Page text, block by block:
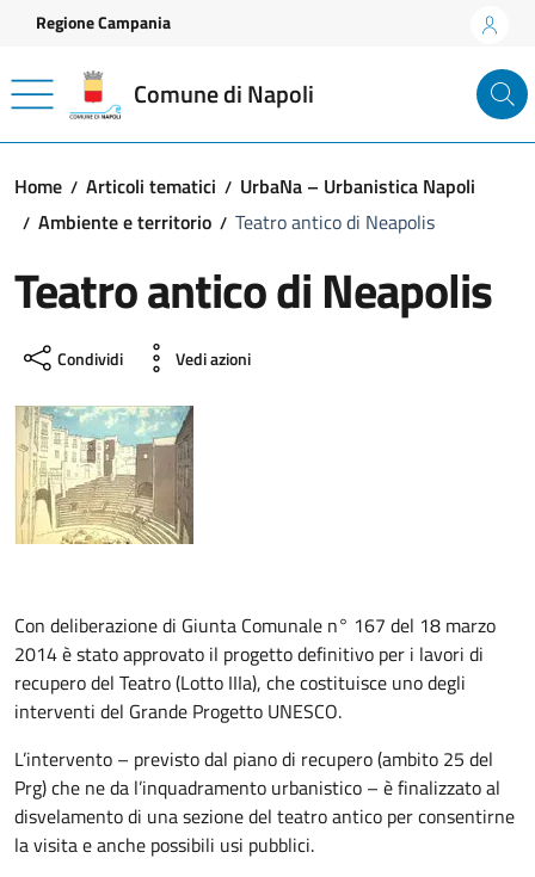
Vai ai contenuti
Vai al footer
Regione Campania
Comune di Napoli
Home Articoli tematici
UrbaNa – Urbanistica Napoli
Ambiente e territorio
Teatro antico di Neapolis
Teatro antico di Neapolis
Condividi Vedi azioni
Con deliberazione di Giunta Comunale n° 167 del 18 marzo
2014 è stato approvato il progetto definitivo per i lavori di
recupero del Teatro (Lotto IIIa), che costituisce uno degli
interventi del Grande Progetto UNESCO.
L’intervento – previsto dal piano di recupero (ambito 25 del
Prg) che ne da l’inquadramento urbanistico – è finalizzato al
disvelamento di una sezione del teatro antico per consentirne
la visita e anche possibili usi pubblici.